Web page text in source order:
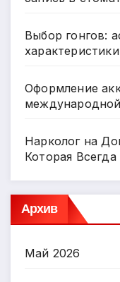
Выбор гонгов:
характеристики
Оформление
Нарколог на
Которая
Архив
Май 2026